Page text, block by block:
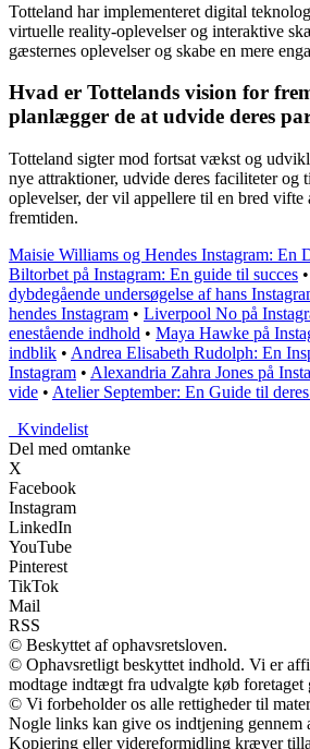
Totteland har implementeret digital
virtuelle reality-oplevelser og interaktive
gæsternes oplevelser og skabe en mere
Hvad er Tottelands vision for
planlægger de at udvide deres
Totteland sigter mod fortsat vækst og
nye attraktioner, udvide deres faciliteter og
oplevelser, der vil appellere til en bred vifte
fremtiden.
Maisie Williams og Hendes Instagram: En
Biltorbet på Instagram: En guide til succes •
dybdegående undersøgelse af hans
hendes Instagram • Liverpool No på
enestående indhold • Maya Hawke på
indblik • Andrea Elisabeth Rudolph: En
Instagram • Alexandria Zahra Jones på
vide • Atelier September: En Guide til
Kvindelist
Del med omtanke
X
Facebook
Instagram
LinkedIn
YouTube
Pinterest
TikTok
Mail
RSS
© Beskyttet af ophavsretsloven.
© Ophavsretligt beskyttet indhold. Vi er
modtage indtægt fra udvalgte køb foretaget
© Vi forbeholder os alle rettigheder til
Nogle links kan give os indtjening gennem
Kopiering eller videreformidling kræver